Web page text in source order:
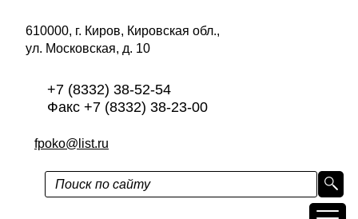
610000, г. Киров, Кировская обл.,
ул. Московская, д. 10
+7 (8332) 38-52-54
Факс +7 (8332) 38-23-00
fpoko@list.ru